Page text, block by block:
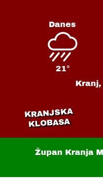
Danes
21°
KRANJSKA
KLOBASA
Župan Kranja